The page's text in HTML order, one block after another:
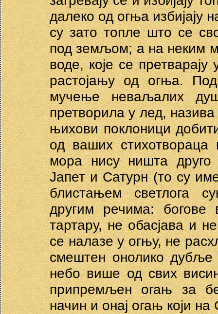
далеко од огња избијају
су зато топле што се
под земљом; а на неким
воде, које се
растојању од огња.
мучење неваљалих
претворила у лед,
њихови поклоници
од ваших
мора нису ништа друго
Јапет и Сатурн (то су
блистањем светлога
другим речима:
тартару, не обасјава и
се налазе у огњу, не
смештен онолико дубље
небо више од свих
припремљен огањ за
начин и онај огањ који